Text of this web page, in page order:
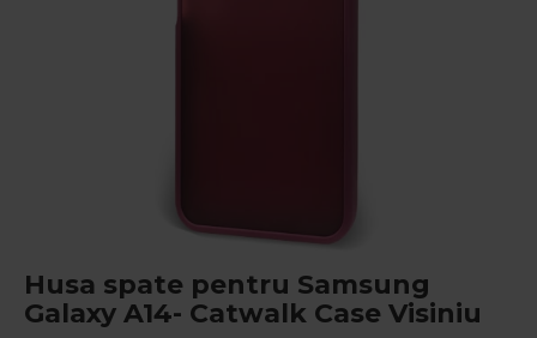
Husa spate pentru Samsung
Galaxy A14- Catwalk Case Visiniu